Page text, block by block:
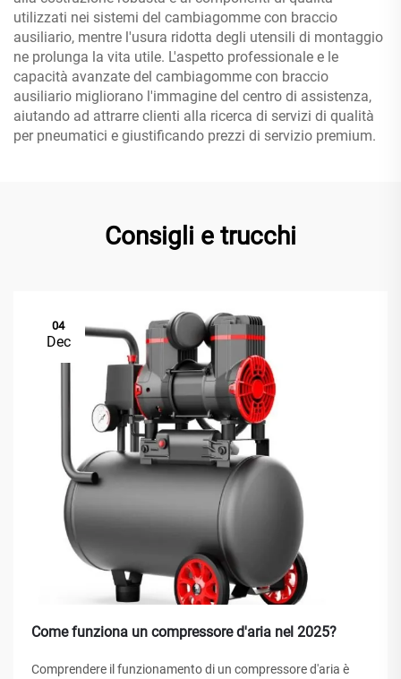
utilizzati nei sistemi del cambiagomme con braccio
ausiliario, mentre l'usura ridotta degli utensili di montaggio
ne prolunga la vita utile. L'aspetto professionale e le
capacità avanzate del cambiagomme con braccio
ausiliario migliorano l'immagine del centro di assistenza,
aiutando ad attrarre clienti alla ricerca di servizi di qualità
per pneumatici e giustificando prezzi di servizio premium.
Consigli e trucchi
04
Dec
Come funziona un compressore d'aria nel 2025?
Comprendere il funzionamento di un compressore d'aria è